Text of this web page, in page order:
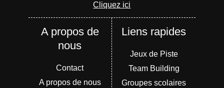
Cliquez ici
A propos de
nous
Contact
A propos de nous
Liens rapides
Jeux de Piste
Team Building
Groupes scolaires